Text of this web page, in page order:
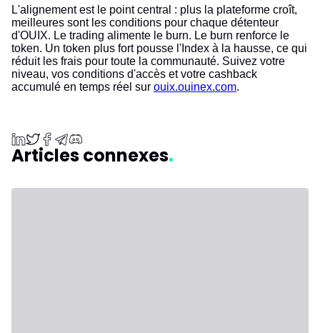
L'alignement est le point central : plus la plateforme croît,
meilleures sont les conditions pour chaque détenteur
d'OUIX. Le trading alimente le burn. Le burn renforce le
token. Un token plus fort pousse l'Index à la hausse, ce qui
réduit les frais pour toute la communauté. Suivez votre
niveau, vos conditions d'accès et votre cashback
accumulé en temps réel sur ouix.ouinex.com.
Articles connexes